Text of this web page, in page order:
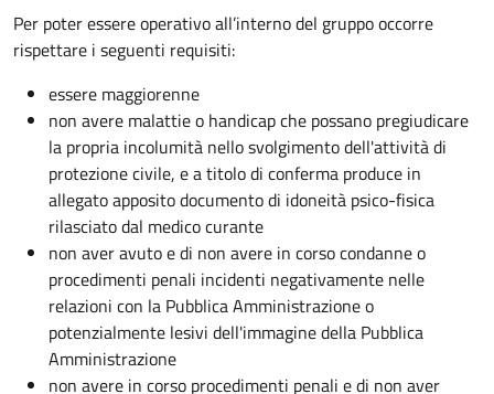
Per poter essere operativo all’interno del gruppo occorre
rispettare i seguenti requisiti:
essere maggiorenne
non avere malattie o handicap che possano pregiudicare
la propria incolumità nello svolgimento dell'attività di
protezione civile, e a titolo di conferma produce in
allegato apposito documento di idoneità psico-fisica
rilasciato dal medico curante
non aver avuto e di non avere in corso condanne o
procedimenti penali incidenti negativamente nelle
relazioni con la Pubblica Amministrazione o
potenzialmente lesivi dell'immagine della Pubblica
Amministrazione
non avere in corso procedimenti penali e di non aver